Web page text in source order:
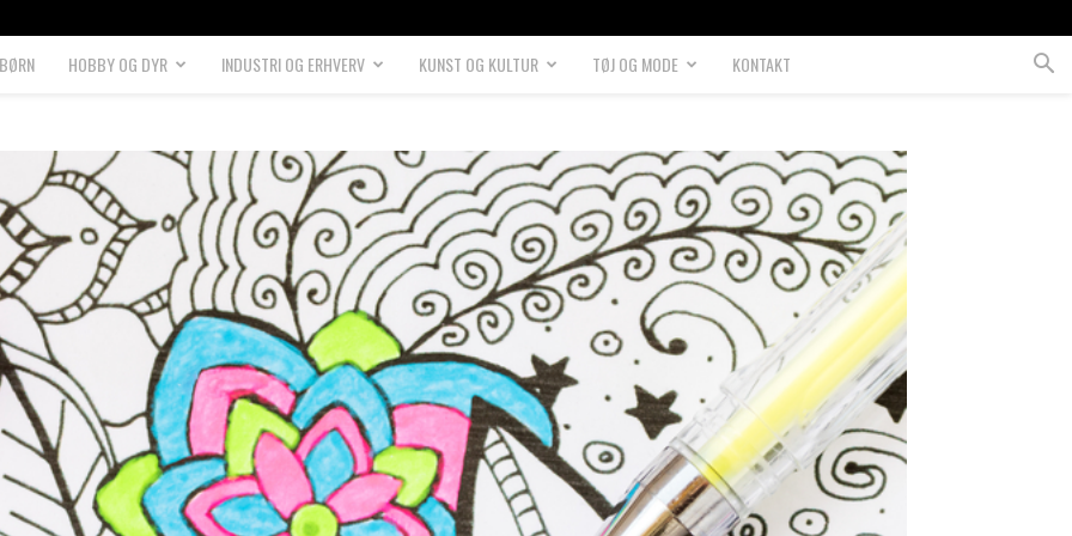
HOBBY OG DYR INDUSTRI OG ERHVERV KUNST OG KULTUR TØJ OG MODE KONTAKT